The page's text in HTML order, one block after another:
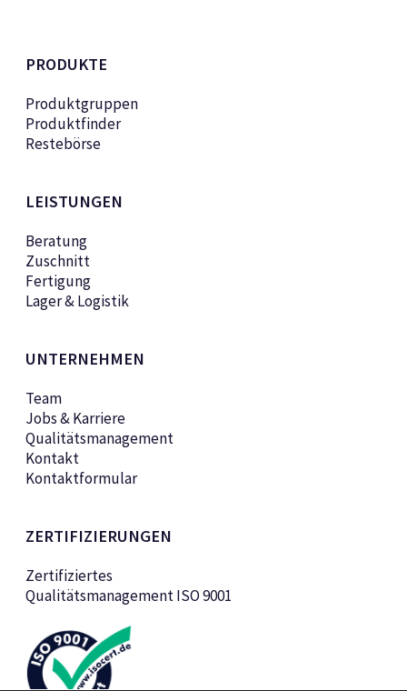
PRODUKTE
Produktgruppen
Produktfinder
Restebörse
LEISTUNGEN
Beratung
Zuschnitt
Fertigung
Lager & Logistik
UNTERNEHMEN
Team
Jobs & Karriere
Qualitätsmanagement
Kontakt
Kontaktformular
ZERTIFIZIERUNGEN
Zertifiziertes
Qualitätsmanagement ISO 9001